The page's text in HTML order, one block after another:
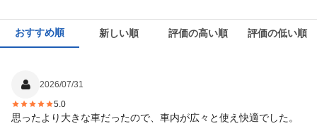
おすすめ順 新しい順 評価の高い順 評価の低い順
2026/07/31
5.0
思ったより大きな車だったので、車内が広々と使え快適でした。